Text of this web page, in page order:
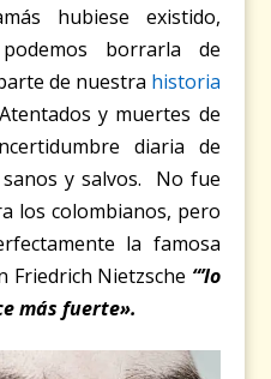
hubiese existido,
borrarla de
de nuestra historia
y muertes de
diaria de
y salvos. No fue
los colombianos, pero
la famosa
Friedrich Nietzsche “’lo
más fuerte».